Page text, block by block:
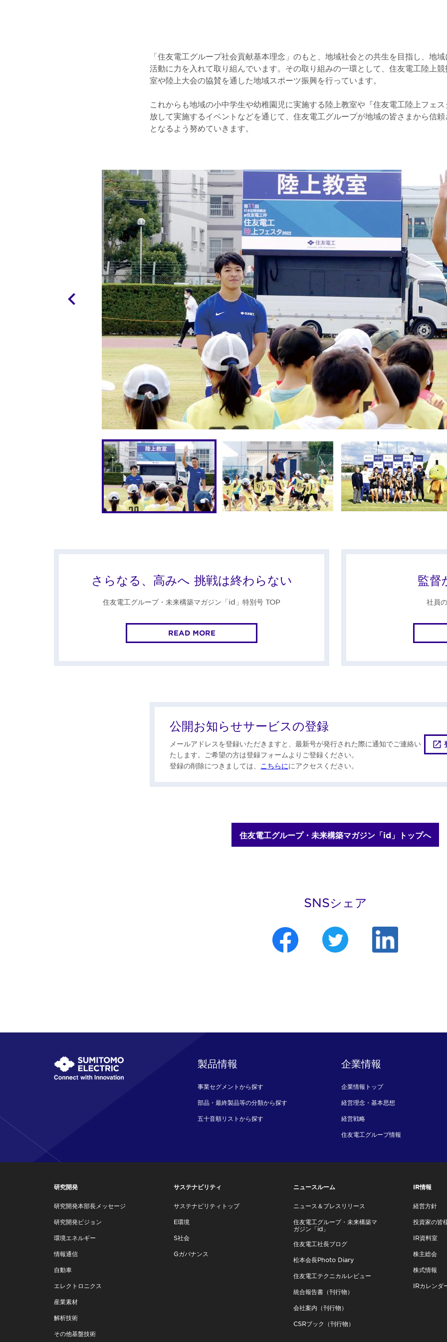
「住友電工グループ社会貢献基本理念」のもと、地域社会との共生を目指し、地
活動に力を入れて取り組んでいます。その取り組みの一環として、住友電工陸上
室や陸上大会の協賛を通した地域スポーツ振興を行っています。
これからも地域の小中学生や幼稚園児に実施する陸上教室や『住友電工陸上フェ
放して実施するイベントなどを通じて、住友電工グループが地域の皆さまから信
となるよう努めていきます。
さらなる、高みへ 挑戦は終わらない
住友電工グループ・未来構築マガジン「id」特別号 TOP
READ MORE
監督
社員
公開お知らせサービスの登録
メールアドレスを登録いただきますと、最新号が発行された際に通知でご連絡い
たします。ご希望の方は登録フォームよりご登録ください。
登録の削除につきましては、
こちらににアクセスください。
住友電工グループ・未来構築マガジン「id」トップへ
SNSシェア
製品情報
事業セグメントから探す
部品・最終製品等の分類から探す
五十音順リストから探す
企業情報
企業情報トップ
経営理念・基本思想
経営戦略
住友電工グループ情報
研究開発
研究開発本部長メッセージ
研究開発ビジョン
環境エネルギー
情報通信
自動車
エレクトロニクス
産業素材
解析技術
その他基盤技術
サステナビリティ
サステナビリティトップ
E環境
S社会
Gガバナンス
ニュースルーム
ニュース＆プレスリリース
住友電工グループ・未来構築マ
ガジン「id」
住友電工社長ブログ
松本会長Photo Diary
住友電工テクニカルレビュー
統合報告書（刊行物）
会社案内（刊行物）
CSRブック（刊行物）
IR情報
経営方針
投資家の皆
IR資料室
株主総会
株式情報
IRカレンダ